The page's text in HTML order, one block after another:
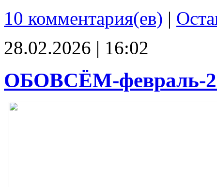
10 комментария(ев) |
28.02.2026 | 16:02
ОБОВСЁМ-февраль-